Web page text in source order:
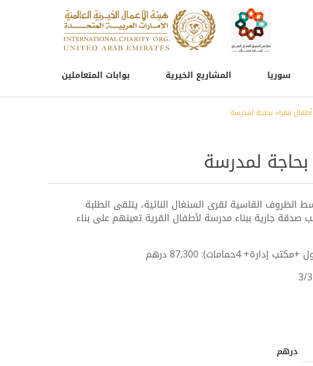
سوريا المشاريع الخيرية
أطفال فقراء بحاجة لمدرسة
لمدرسة
القاسية لقرى السنغال النائية، يتلقى الطلبة
صدقة جارية ببناء مدرسة لأطفال القرية تعينهم على بناء
درهم